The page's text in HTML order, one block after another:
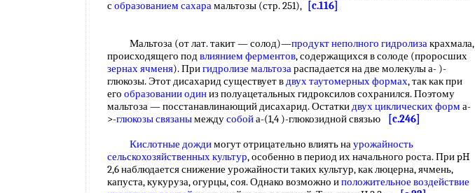
собразованием сахарамальтозы (стр. 251), [c.116]
Мальтоза (от лат. такит — солод)—продукт неполного гидролизакрахмала,
происходящего подвлиянием ферментов, содержащихся в солоде (проросших
зернах ячменя). Пригидролизе мальтозараспадается на две молекулы а- )-
глюкозы. Этот дисахарид существует вдвухтаутомерных формах, так как при
его образовании одиниз полуацетальных гидроксилов сохранился. Поэтому
мальтоза — посстанавлинающий дисахарид. Остаткидвухциклических форм а-
>-глюкозы связанымеждусобойа-(1,4 )-глюкозидной связью
[c.246]
Кислотные дождимогут отрицательно влиять наурожайность
сельскохозяйственных культур, особенно в период их начального роста. При pH
2,6 наблюдается снижение урожайности таких культур, как люцерна, ячмень,
капуста, кукуруза, огурцы, соя. Однако возможно иположительное воздействие